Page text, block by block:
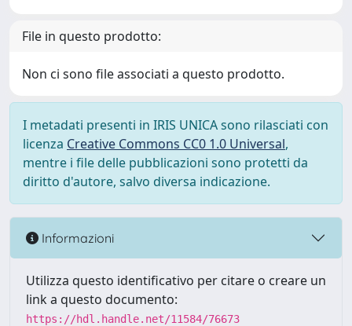
File in questo prodotto:
Non ci sono file associati a questo prodotto.
I metadati presenti in IRIS UNICA sono rilasciati con
licenza Creative Commons CC0 1.0 Universal,
mentre i file delle pubblicazioni sono protetti da
diritto d'autore, salvo diversa indicazione.
Informazioni
Utilizza questo identificativo per citare o creare un
link a questo documento:
https://hdl.handle.net/11584/76673